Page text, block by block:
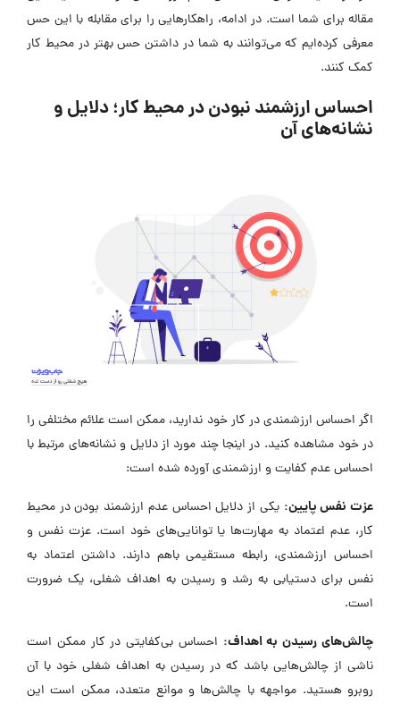
مقاله برای شما است. در ادامه، راهکارهایی را برای مقابله با این حس
معرفی کرده‌ایم که می‌توانند به شما در داشتن حس بهتر در محیط کار
کمک کنند.
احساس ارزشمند نبودن در محیط کار؛ دلایل و
نشانه‌های آن
اگر احساس ارزشمندی در کار خود ندارید، ممکن است علائم مختلفی را
در خود مشاهده کنید. در اینجا چند مورد از دلایل و نشانه‌های مرتبط با
احساس عدم کفایت و ارزشمندی آورده شده است:
عزت نفس پایین: یکی از دلایل احساس عدم ارزشمند بودن در محیط
کار، عدم اعتماد به مهارت‌ها یا توانایی‌های خود است. عزت نفس و
احساس ارزشمندی، رابطه مستقیمی باهم دارند. داشتن اعتماد به
نفس برای دستیابی به رشد و رسیدن به اهداف شغلی، یک ضرورت
است.
چالش‌های رسیدن به اهداف: احساس بی‌کفایتی در کار ممکن است
ناشی از چالش‌هایی باشد که در رسیدن به اهداف شغلی خود با آن
روبرو هستید. مواجهه با چالش‌ها و موانع متعدد، ممکن است این